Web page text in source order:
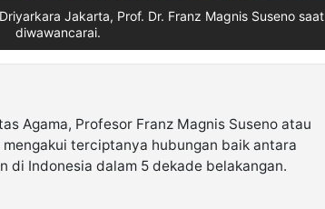
Jakarta, Prof. Dr. Franz Magnis Suseno saat
diwawancarai.
Agama, Profesor Franz Magnis Suseno atau
terciptanya hubungan baik antara
di Indonesia dalam 5 dekade belakangan.